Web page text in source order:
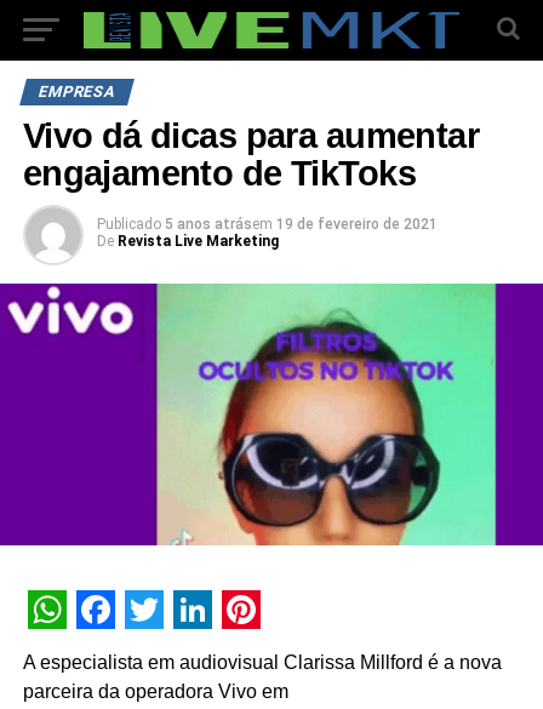
EMPRESA
Vivo dá dicas para aumentar
engajamento de TikToks
Publicado 5 anos atrásem 19 de fevereiro de 2021
De Revista Live Marketing
WhatsApp
Facebook
Twitter
LinkedIn
Pinterest
A especialista em audiovisual Clarissa Millford é a nova
parceira da operadora Vivo em